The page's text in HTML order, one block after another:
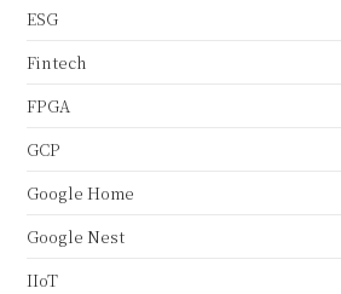
ESG
Fintech
FPGA
GCP
Google Home
Google Nest
IIoT